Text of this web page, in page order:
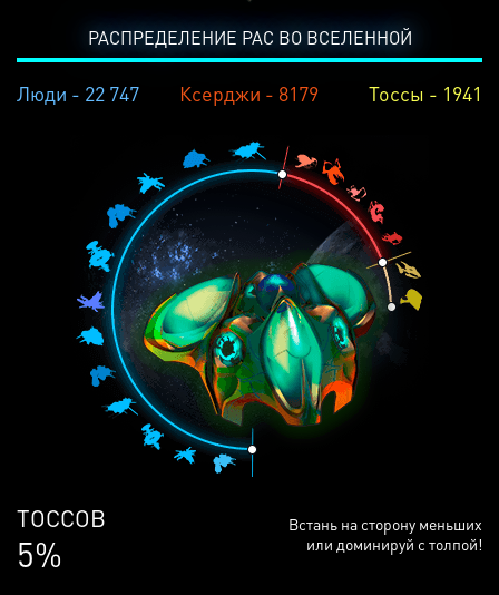
РАСПРЕДЕЛЕНИЕ РАС ВО ВСЕЛЕННОЙ
Люди - 22 747 Ксерджи - 8179 Тоссы - 1941
ЛЮДЕЙ
69%
Встань на сторону меньших
или доминируй с толпой!